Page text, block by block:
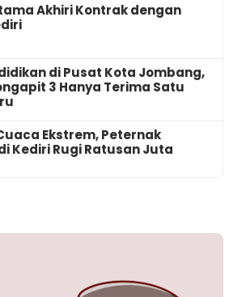
Akhiri Kontrak dengan
di Pusat Kota Jombang,
3 Hanya Terima Satu
Ekstrem, Peternak
Kediri Rugi Ratusan Juta